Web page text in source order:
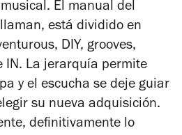
El manual del
está dividido en
DIY, grooves,
IN. La jerarquía permite
y el escucha se deje guiar
su nueva adquisición.
definitivamente lo